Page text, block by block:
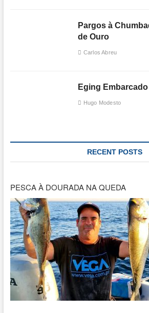
Pargos à
de Ouro
Carlos Abreu
Eging Embarcado
Hugo Modesto
RECENT POSTS
PESCA À DOURADA NA QUEDA